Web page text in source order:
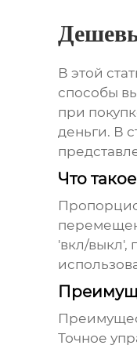
В этой
способы
при
деньги. В
Что
'вкл/выкл',
Точное